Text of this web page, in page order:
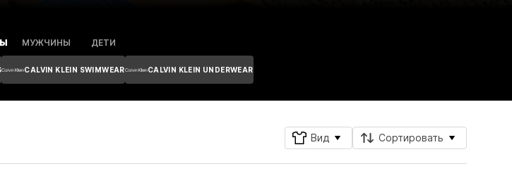
МУЖЧИНЫ ДЕТИ
CALVIN KLEIN SWIMWEAR CALVIN KLEIN UNDERWEAR
Вид Сортировать